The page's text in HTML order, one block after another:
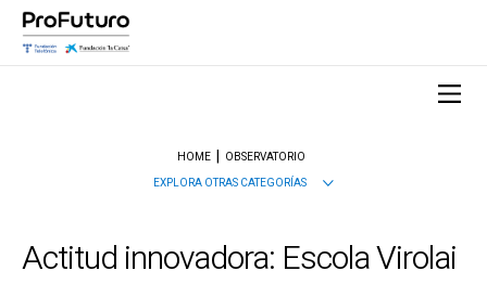
HOME
OBSERVATORIO
EXPLORA OTRAS CATEGORÍAS
Actitud innovadora: Escola Virolai